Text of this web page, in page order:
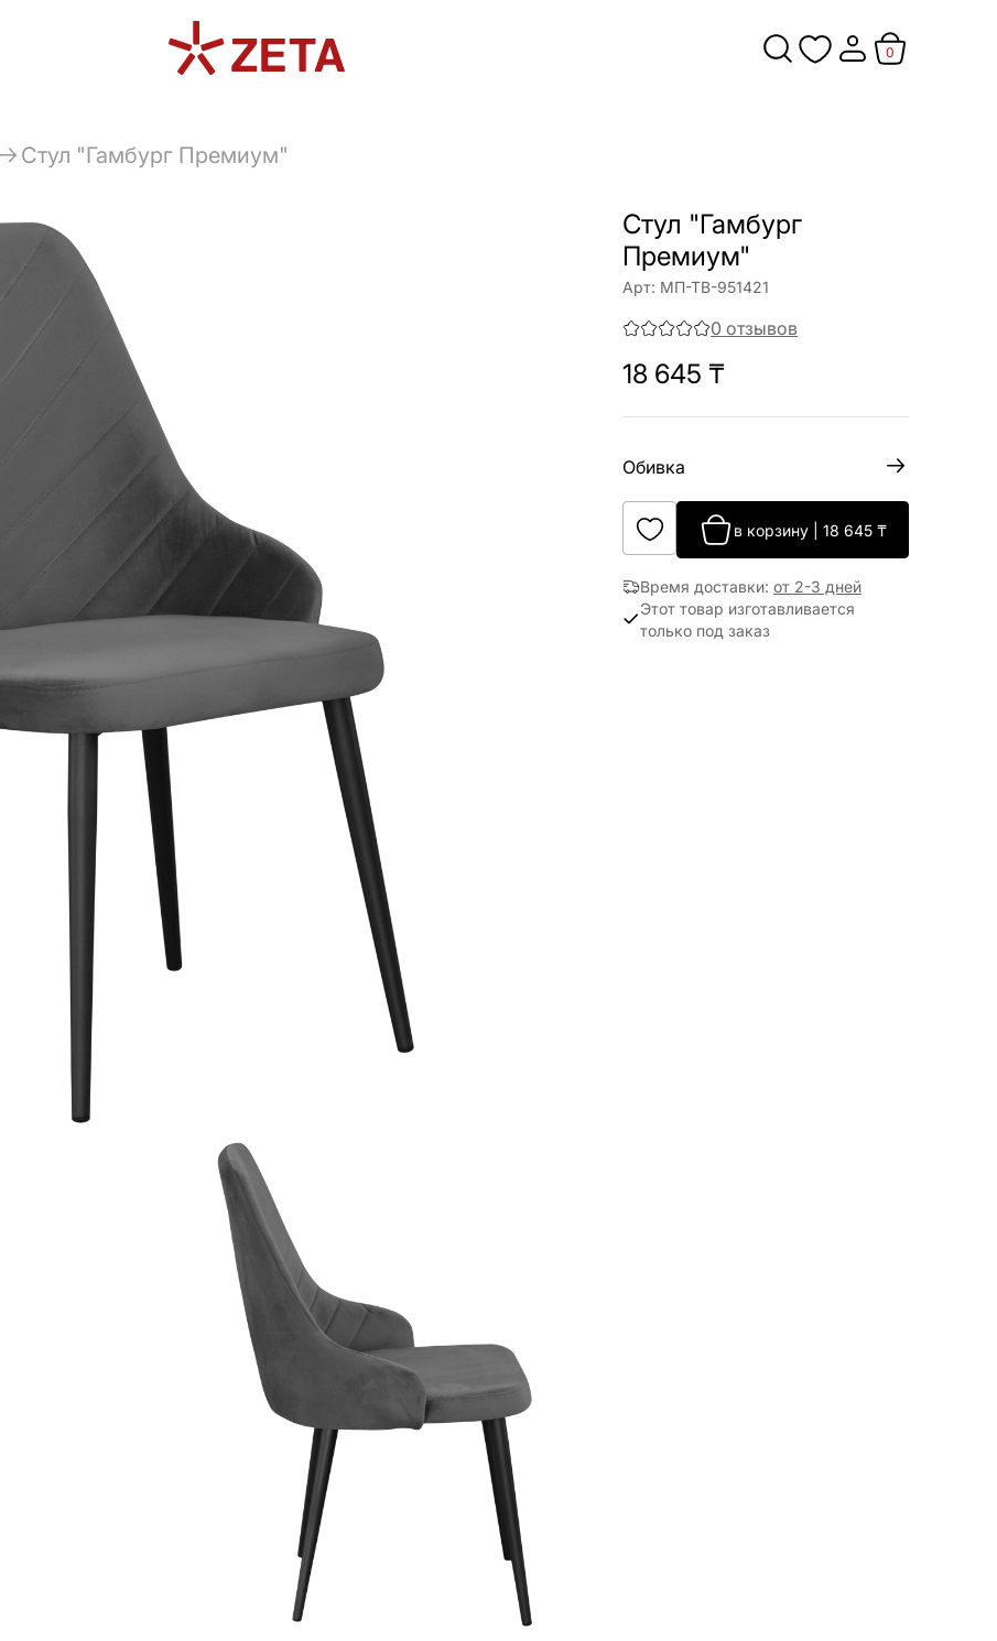
0
Стул "Гамбург Премиум"
Стул "Гамбург
Премиум"
Арт: МП-ТВ-951421
0 отзывов
18 645 ₸
Обивка
в корзину |18 645 ₸
Время доставки:от 2-3 дней
Этот товар изготавливается
только под заказ